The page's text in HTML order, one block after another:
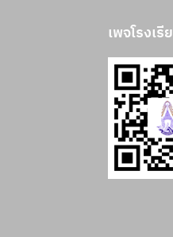
เพจโรงเรี